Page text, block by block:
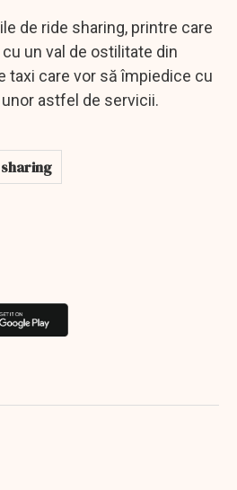
de ride sharing, printre care
un val de ostilitate din
taxi care vor să împiedice cu
astfel de servicii.